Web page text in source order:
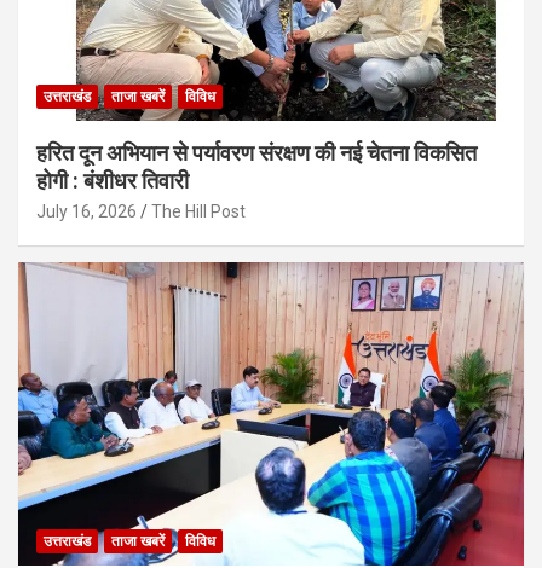
उत्तराखंड ताजा खबरें विविध
हरित दून अभियान से पर्यावरण संरक्षण की नई चेतना विकसित
होगी : बंशीधर तिवारी
July 16, 2026 The Hill Post
उत्तराखंड ताजा खबरें विविध